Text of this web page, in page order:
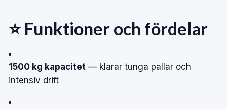
⭐ Funktioner och fördelar
1500 kg kapacitet — klarar tunga pallar och
intensiv drift